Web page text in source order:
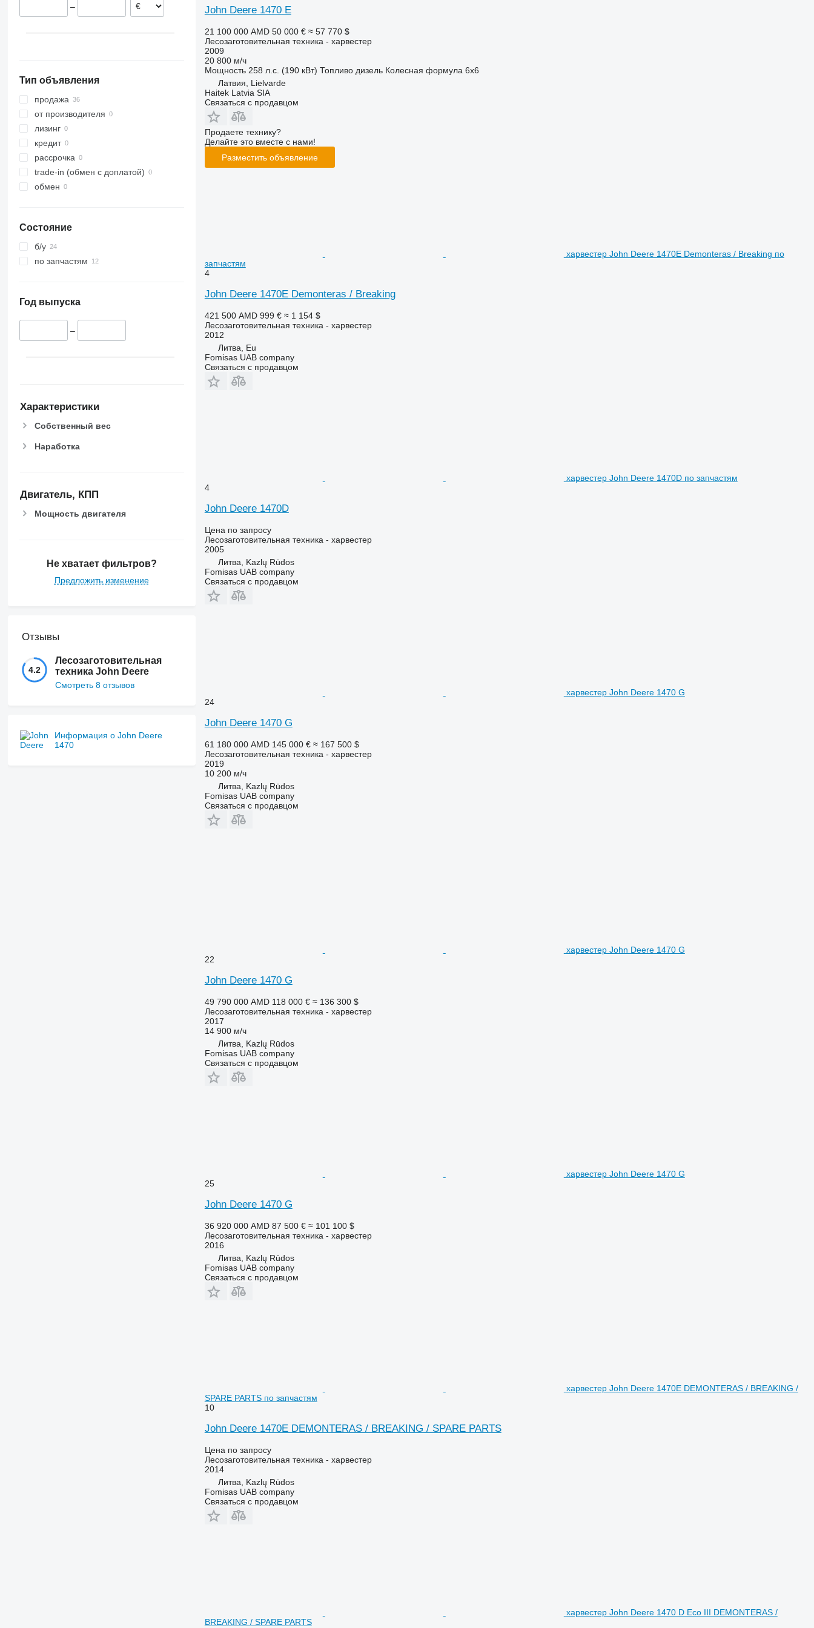
–
Тип объявления
продажа
от производителя
лизинг
кредит
рассрочка
trade-in (обмен с доплатой)
обмен
Состояние
б/у
по запчастям
Год выпуска
–
Характеристики
Собственный вес
Наработка
Двигатель, КПП
Мощность двигателя
Не хватает фильтров?
Предложить изменение
Отзывы
4.2
Лесозаготовительная
техника John Deere
Смотреть 8 отзывов
Информация о John Deere
1470
John Deere 1470 E
21 100 000 AMD 50 000 € ≈ 57 770 $
Лесозаготовительная техника - харвестер
2009
20 800 м/ч
Мощность 258 л.с. (190 кВт) Топливо дизель Колесная формула 6x6
Латвия, Lielvarde
Haitek Latvia SIA
Связаться с продавцом
Продаете технику?
Делайте это вместе с нами!
Разместить объявление
харвестер John Deere 1470E Demonteras / Breaking по
запчастям
4
John Deere 1470E Demonteras / Breaking
421 500 AMD 999 € ≈ 1 154 $
Лесозаготовительная техника - харвестер
2012
Литва, Eu
Fomisas UAB company
Связаться с продавцом
харвестер John Deere 1470D по запчастям
4
John Deere 1470D
Цена по запросу
Лесозаготовительная техника - харвестер
2005
Литва, Kazlų Rūdos
Fomisas UAB company
Связаться с продавцом
харвестер John Deere 1470 G
24
John Deere 1470 G
61 180 000 AMD 145 000 € ≈ 167 500 $
Лесозаготовительная техника - харвестер
2019
10 200 м/ч
Литва, Kazlų Rūdos
Fomisas UAB company
Связаться с продавцом
харвестер John Deere 1470 G
22
John Deere 1470 G
49 790 000 AMD 118 000 € ≈ 136 300 $
Лесозаготовительная техника - харвестер
2017
14 900 м/ч
Литва, Kazlų Rūdos
Fomisas UAB company
Связаться с продавцом
харвестер John Deere 1470 G
25
John Deere 1470 G
36 920 000 AMD 87 500 € ≈ 101 100 $
Лесозаготовительная техника - харвестер
2016
Литва, Kazlų Rūdos
Fomisas UAB company
Связаться с продавцом
харвестер John Deere 1470E DEMONTERAS / BREAKING /
SPARE PARTS по запчастям
10
John Deere 1470E DEMONTERAS / BREAKING / SPARE PARTS
Цена по запросу
Лесозаготовительная техника - харвестер
2014
Литва, Kazlų Rūdos
Fomisas UAB company
Связаться с продавцом
харвестер John Deere 1470 D Eco III DEMONTERAS /
BREAKING / SPARE PARTS